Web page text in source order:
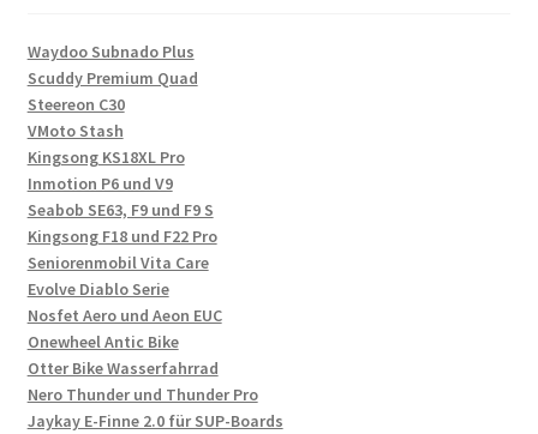
Waydoo Subnado Plus
Scuddy Premium Quad
Steereon C30
VMoto Stash
Kingsong KS18XL Pro
Inmotion P6 und V9
Seabob SE63, F9 und F9 S
Kingsong F18 und F22 Pro
Seniorenmobil Vita Care
Evolve Diablo Serie
Nosfet Aero und Aeon EUC
Onewheel Antic Bike
Otter Bike Wasserfahrrad
Nero Thunder und Thunder Pro
Jaykay E-Finne 2.0 für SUP-Boards